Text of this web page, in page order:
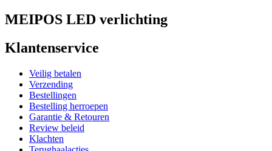
MEIPOS LED verlichting
Klantenservice
Veilig betalen
Verzending
Bestellingen
Bestelling herroepen
Garantie & Retouren
Review beleid
Klachten